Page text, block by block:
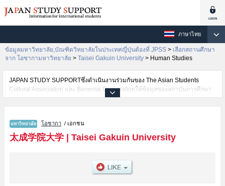
ภาษาไทย
ข้อมูลมหาวิทยาลัย,บัณฑิตวิทยาลัยในประเทศญี่ปุ่นต้องที่ JPSS > เลือกสถานศึกษา
จาก โอซากามหาวิทยาลัย > Taisei Gakuin University > Human Studies
JAPAN STUDY SUPPORTซึ่งดำเนินงานร่วมกันของ The Asian Students
Cultural Association และ Benesse Corporationให้ข้อมูลของสถาบันการศึกษา
ระดับมหาวิทยาลัย・บัณฑิตวิทยาลัย・วิทยาลัยระดับอนุปริญญา・วิทยาลัย
ต่างชาติเช่นข้อมูลของแต่ละคณะ,ข้อมูลการสอบคัดเลือกเข้าศึกษาเช่นจำนวนคน
ที่รับสมัครหรือจำนวนคนที่ผ่านการสอบคัดเลือกเป็นต้น,แนะนำสถานที่,การเดิน
ทางเป็นต้นไว้ด้วยดังนั้นขอเชิญใช้บริการค้นหาข้อมูลตามอัธยาศัย
โอซากา / เอกชน
太成学院大学| Taisei Gakuin University